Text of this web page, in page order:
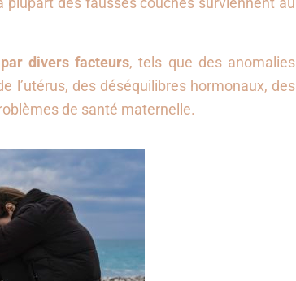
divers facteurs, tels que des anomalies
l’utérus, des déséquilibres hormonaux, des
de santé maternelle.